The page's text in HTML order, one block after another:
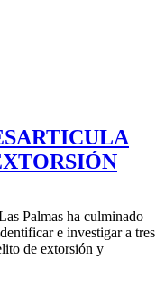
Palmas ha culminado
e investigar a tres
de extorsión y